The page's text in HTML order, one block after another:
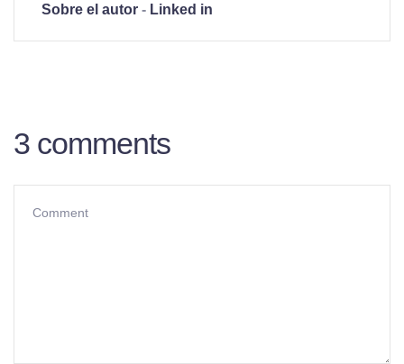
Sobre el autor - Linked in
3 comments